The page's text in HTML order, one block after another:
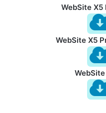
WebSite X5
WebSite X5
WebSite